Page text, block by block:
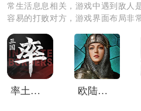
3：有很多种不同的玩耍职位
的职位带来的技能都是有所区
常生活息息相关，游戏中遇到敌人
容易的打败对方，游戏界面布局非
率土之滨vivo客户端 欧陆战争7国际版